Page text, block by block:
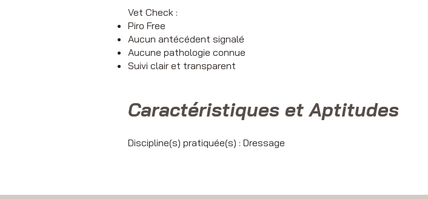
Vet Check :
Piro Free
Aucun antécédent signalé
Aucune pathologie connue
Suivi clair et transparent
Caractéristiques et Aptitudes
Discipline(s) pratiquée(s) : Dressage